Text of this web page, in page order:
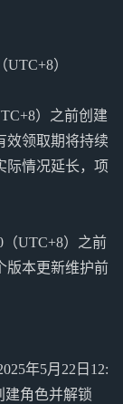
）
）之前创建
效领取期将持续
际情况延长，项
（UTC+8）之前
版本更新维护前
年5月22日12:
建角色并解锁